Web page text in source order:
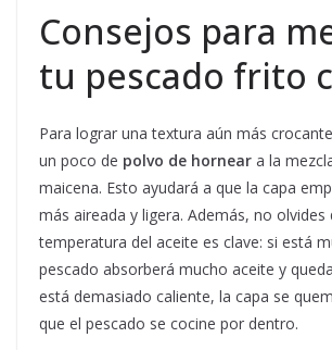
Consejos para
tu pescado frito
Para lograr una textura aún más
un poco de polvo de hornear a la
maicena. Esto ayudará a que la capa
más aireada y ligera. Además, no olvides
temperatura del aceite es clave: si está
pescado absorberá mucho aceite y
está demasiado caliente, la capa se
que el pescado se cocine por dentro.